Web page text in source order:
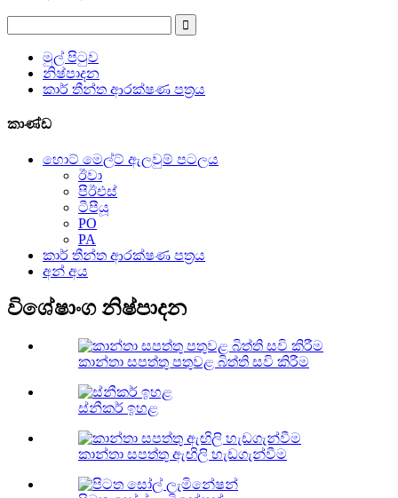
මුල් පිටුව
නිෂ්පාදන
කාර් තීන්ත ආරක්ෂණ පත්‍රය
කාණ්ඩ
හොට් මෙල්ට් ඇලවුම් පටලය
ඊවා
පීඊඑස්
ටීපීයූ
PO
PA
කාර් තීන්ත ආරක්ෂණ පත්‍රය
අන් අය
විශේෂාංග නිෂ්පාදන
කාන්තා සපත්තු පතුවළ බිත්ති සවි කිරීම
ස්නීකර් ඉහළ
කාන්තා සපත්තු ඇඟිලි හැඩගැන්වීම